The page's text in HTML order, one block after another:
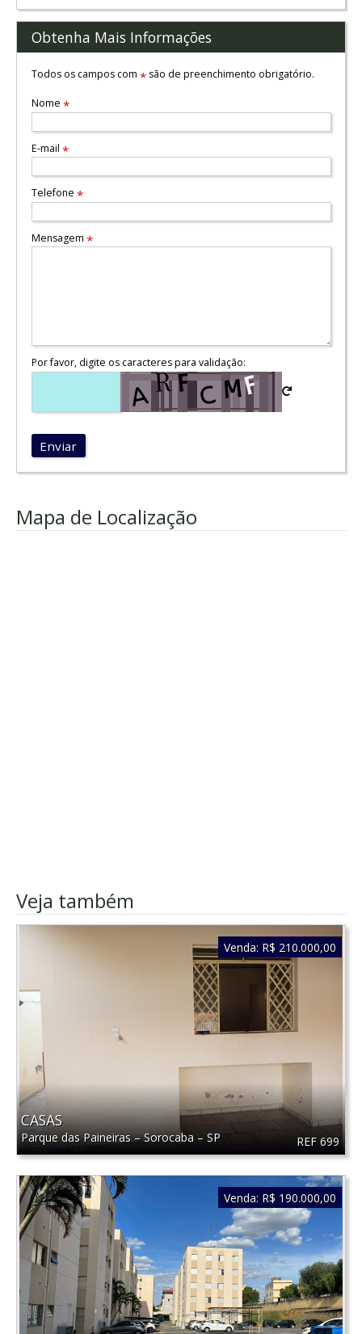
Obtenha Mais Informações
Todos os campos com *são de preenchimento obrigatório.
Nome *
E-mail *
Telefone *
Mensagem *
Por favor, digite os caracteres para validação:
Enviar
Mapa de Localização
Veja também
REF 699
CASAS
Parque das Paineiras–Sorocaba – SP
Venda: R$ 210.000,00
Venda: R$ 190.000,00